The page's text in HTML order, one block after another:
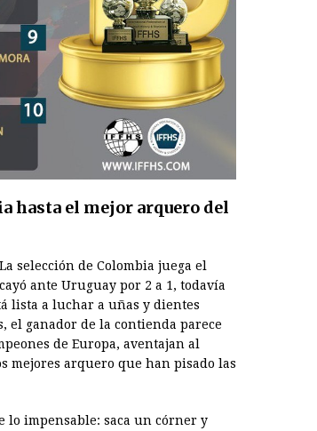
hasta el mejor arquero del
selección de Colombia juega el
ante Uruguay por 2 a 1, todavía
lista a luchar a uñas y dientes
el ganador de la contienda parece
de Europa, aventajan al
mejores arquero que han pisado las
lo impensable: saca un córner y